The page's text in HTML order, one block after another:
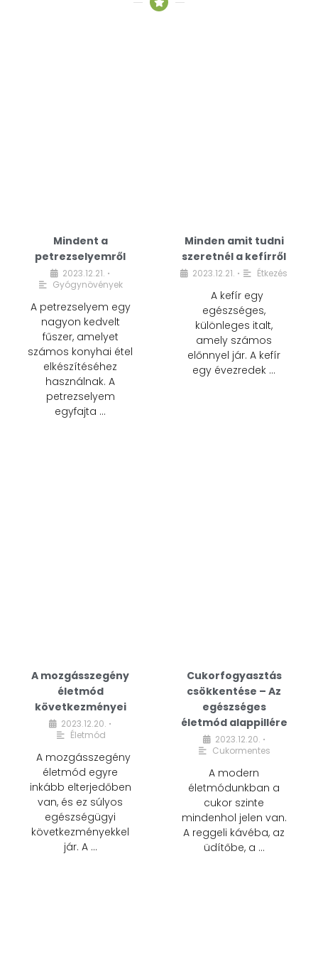
Mindent a
petrezselyemről
2023.12.21. •
Gyógynövények
A petrezselyem egy
nagyon kedvelt
fűszer, amelyet
számos konyhai étel
elkészítéséhez
használnak. A
petrezselyem
egyfajta …
Minden amit tudni
szeretnél a kefírről
2023.12.21. • Étkezés
A kefír egy
egészséges,
különleges italt,
amely számos
előnnyel jár. A kefír
egy évezredek …
A mozgásszegény
életmód
következményei
2023.12.20. •
Életmód
A mozgásszegény
életmód egyre
inkább elterjedőben
van, és ez súlyos
egészségügyi
következményekkel
jár. A …
Cukorfogyasztás
csökkentése – Az
egészséges
életmód alappillére
2023.12.20. •
Cukormentes
A modern
életmódunkban a
cukor szinte
mindenhol jelen van.
A reggeli kávéba, az
üdítőbe, a …